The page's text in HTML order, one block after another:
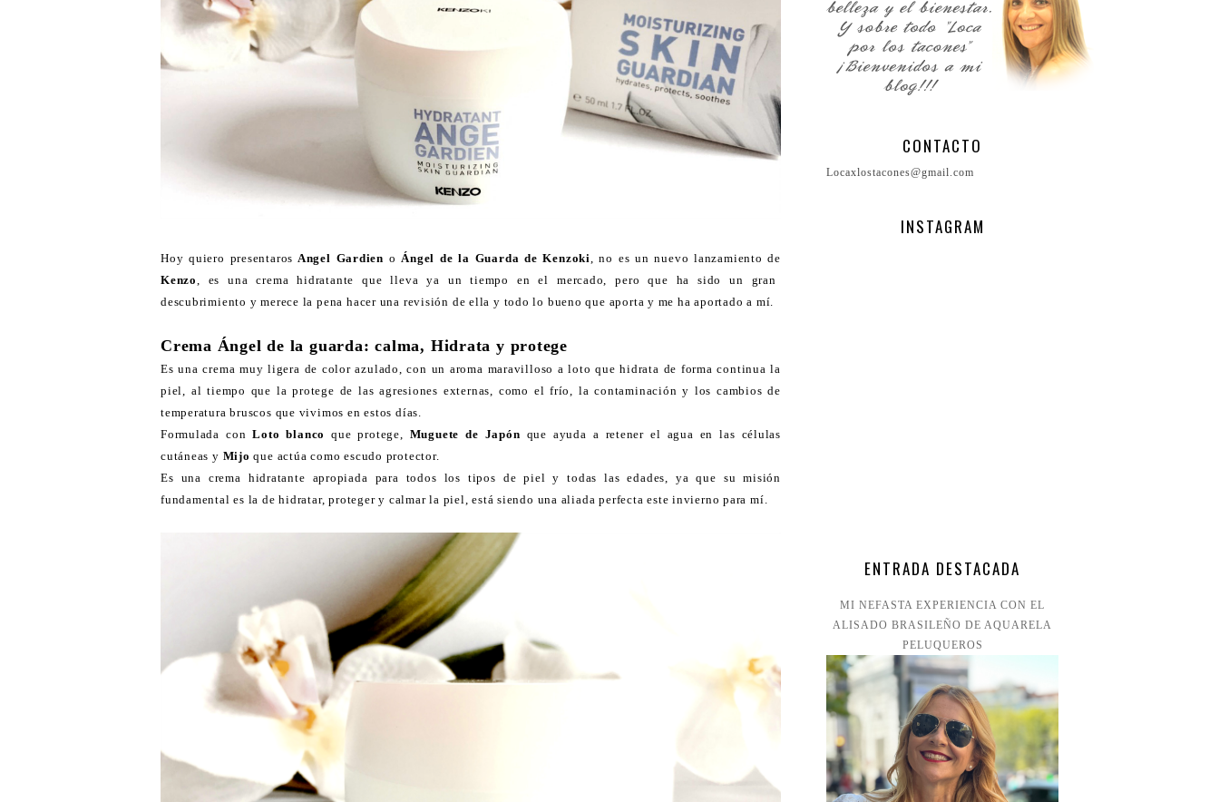
Hoy quiero presentaros Angel Gardien oÁngel de la Guarda de Kenzoki, no es un nuevo lanzamiento de
Kenzo, es una crema hidratante que lleva ya un tiempo en el mercado, pero que ha sido un gran
descubrimiento y merece la pena hacer una revisión de ella y todo lo bueno que aporta y me ha aportado a mí.
Crema Ángel de la guarda: calma, Hidrata y protege
Es una crema muy ligera de color azulado, con un aroma maravilloso a loto que hidrata de forma continua la
piel, al tiempo que la protege de las agresiones externas, como el frío, la contaminación y los cambios de
temperatura bruscos que vivimos en estos días.
Formulada con Loto blanco que protege, Muguete de Japón que ayuda a retener el agua en las células
cutáneas y Mijo que actúa como escudo protector.
Es una crema hidratante apropiada para todos los tipos de piel y todas las edades, ya que su misión
fundamental es la de hidratar, proteger y calmar la piel, está siendo una aliada perfecta este invierno para mí.
CONTACTO
Locaxlostacones@gmail.com
INSTAGRAM
ENTRADA DESTACADA
MI NEFASTA EXPERIENCIA CON EL
ALISADO BRASILEÑO DE AQUARELA
PELUQUEROS